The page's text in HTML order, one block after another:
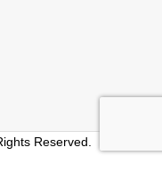
Reserved.